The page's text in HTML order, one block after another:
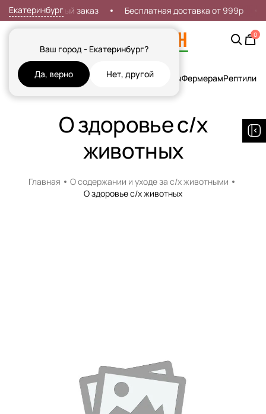
Екатеринбург
Ваш город - Екатеринбург?
Да, верно Нет, другой
7% на первый заказ Бесплатная доставка от 999р
0
Кошки СобакиРыбы Грызуны и Хорьки ПтицыФермерамРептилии
О здоровье с/х
животных
Главная
О содержании и уходе за с/х животными
О здоровье с/х животных